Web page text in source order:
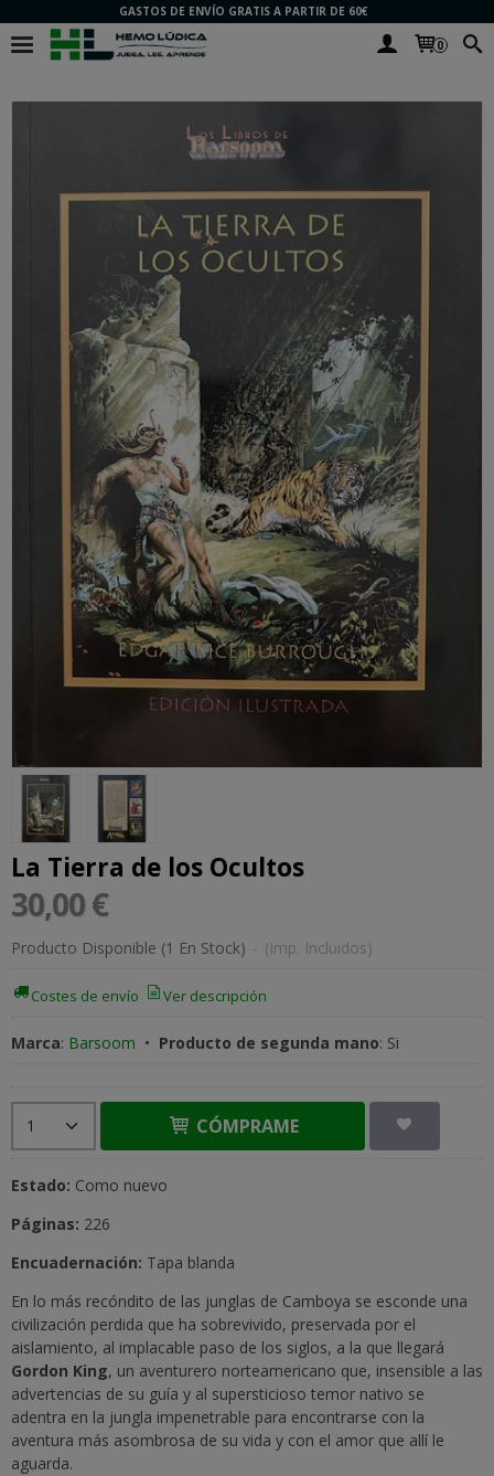
GASTOS DE ENVÍO GRATIS A PARTIR DE 60€
0
La Tierra de los Ocultos
30,00 €
Producto Disponible (1 En Stock) - (Imp. Incluidos)
Costes de envío Ver descripción
Marca: Barsoom • Producto de segunda mano: Si
CÓMPRAME
Estado: Como nuevo
Páginas: 226
Encuadernación: Tapa blanda
En lo más recóndito de las junglas de Camboya se esconde una
civilización perdida que ha sobrevivido, preservada por el
aislamiento, al implacable paso de los siglos, a la que llegará
Gordon King, un aventurero norteamericano que, insensible a las
advertencias de su guía y al supersticioso temor nativo se
adentra en la jungla impenetrable para encontrarse con la
aventura más asombrosa de su vida y con el amor que allí le
aguarda.